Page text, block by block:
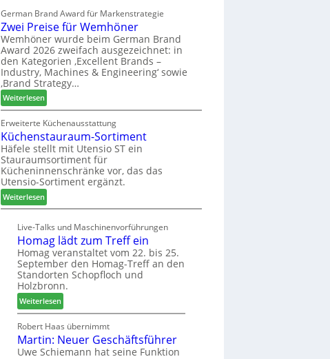
r
t
Z
u
k
u
n
f
t
s
t
F
ü
h
r
u
n
a
n
v
e
d
i
u
n
d
H
u
t
e
x
s
t
e
l
e
n
a
u
s
German Brand Award für Markenstrategie
Zwei Preise für Wemhöner
Wemhöner wurde beim German Brand
Award 2026 zweifach ausgezeichnet: in
den Kategorien ‚Excellent Brands –
Industry, Machines & Engineering‘ sowie
‚Brand Strategy…
Weiterlesen:
Z
w
e
i
P
r
e
i
s
f
ü
r
W
e
m
h
n
e
Erweiterte Küchenausstattung
Küchenstauraum-Sortiment
Häfele stellt mit Utensio ST ein
Stauraumsortiment für
Kücheninnenschränke vor, das das
Utensio-Sortiment ergänzt.
Weiterlesen:
K
c
h
e
n
s
t
a
r
a
Live-Talks und Maschinenvorführungen
Homag lädt zum Treff ein
Homag veranstaltet vom 22. bis 25.
September den Homag-Treff an den
Standorten Schopfloch und
Holzbronn.
Weiterlesen:
H
o
m
a
Robert Haas übernimmt
Martin: Neuer Geschäftsführer
Uwe Schiemann hat seine Funktion